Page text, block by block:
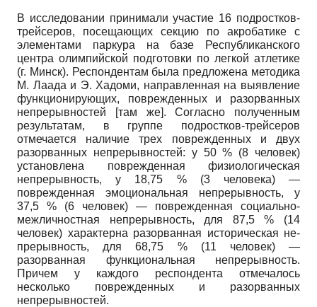
В исследовании принимали участие 16 подростков-
трейсеров, посещающих секцию по акробатике с
элементами пар­кура на базе Республиканского
центра олимпийской подготовки по легкой атле­тике
(г. Минск). Респондентам была предложена методика
М. Лаада и Э. Ха­доми, направленная на выявление
функ­ционирующих, поврежденных и разо­рванных
непрерывностей [там же]. Со­гласно полученным
результатам, в группе подростков-трейсеров
отмечается нали­чие трех поврежденных и двух
разорван­ных непрерывностей: у 50 % (8 человек)
установлена поврежденная физиологиче­ская
непрерывность, у 18,75 % (3 челове­ка) —
поврежденная эмоциональная не­прерывность, у
37,5 % (6 человек) — по­врежденная социально-
межличностная непрерывность, для 87,5 % (14
человек) характерна разорванная историческая не­
прерывность, для 68,75 % (11 человек) —
разорванная функциональная непрерыв­ность.
Причем у каждого респондента от­мечалось
несколько поврежденных и ра­зорванных
непрерывностей.